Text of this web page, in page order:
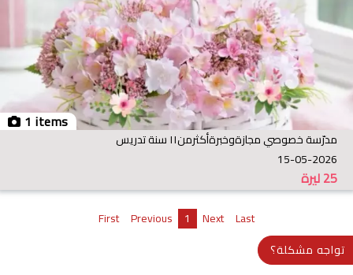
1 items
مدرّسة خصوصي مجازةوخبرةأكثرمن١١ سنة تدريس
15-05-2026
ليرة25
First Previous 1 Next Last
تواجه مشكلة؟